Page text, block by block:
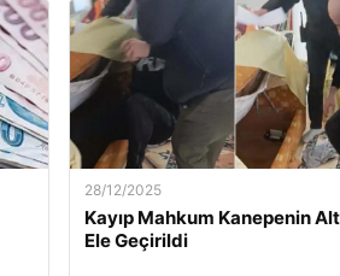
28/12/2025
Kayıp Mahkum Kanepenin
Ele Geçirildi